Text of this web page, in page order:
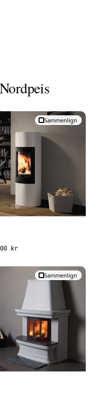
Sammenlign
kr
Sammenlign